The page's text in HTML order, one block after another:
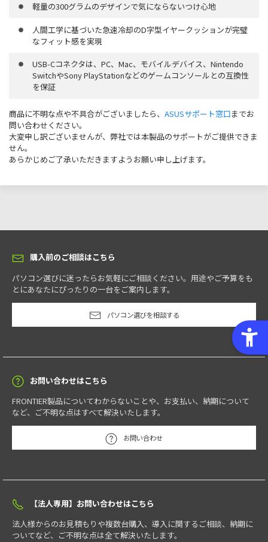
軽量の300グラムのデザインで気にならないつけ心地
人間工学に基づいた急速冷却のD字型イヤークッションが完璧
なフィット感を実現
USB-Cコネクタは、PC、Mac、モバイルデバイス、Nintendo
SwitchやSony PlayStationなどのゲームコンソールとの互換性
を保証
商品に不明な点や不具合がございましたら、 ASUSサポート窓口までお
問い合わせください。
大変申し訳ございませんが、弊社では本製品のサポートがご提供できま
せん。
あらかじめご了承いただきますようお願い申し上げます。
購入前のご相談はこちら
パソコン選びに迷ったらお気軽にご相談ください。用途やご予算をも
とにあなたにぴったりの一台をご案内します。
パソコン選びを相談する
お問い合わせはこちら
FRONTIER製品についてわからないことや、お支払い、納期について
など、ご不明な点はすべて解決いたします。
お問い合わせ
【法人専用】お問い合わせはこちら
法人様からのお見積もりや複数台購入、導入に関するご相談、納期に
ついてなど、ご不明な点は全て解決いたします。